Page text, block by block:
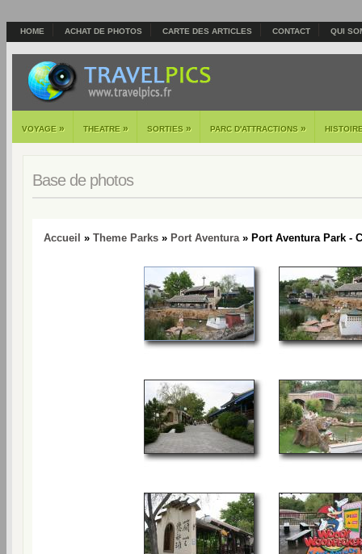
HOME ACHAT DE PHOTOS CARTE DES ARTICLES CONTACT QUI
VOYAGE » THEATRE » SORTIES » PARC D'ATTRACTIONS »
Base de photos
Accueil » Theme Parks » Port Aventura» Port Aventura Park -